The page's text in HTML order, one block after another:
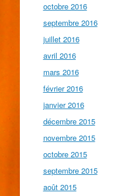
octobre 2016
septembre 2016
juillet 2016
avril 2016
mars 2016
février 2016
janvier 2016
décembre 2015
novembre 2015
octobre 2015
septembre 2015
août 2015